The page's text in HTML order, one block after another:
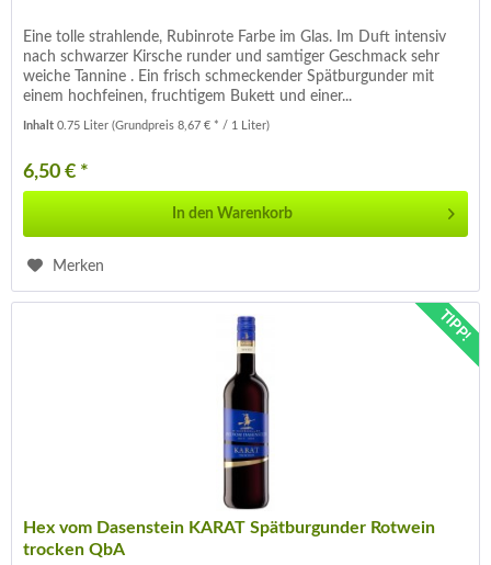
Eine tolle strahlende, Rubinrote Farbe im Glas. Im Duft intensiv
nach schwarzer Kirsche runder und samtiger Geschmack sehr
weiche Tannine . Ein frisch schmeckender Spätburgunder mit
einem hochfeinen, fruchtigem Bukett und einer...
Inhalt0.75 Liter(Grundpreis 8,67 € * / 1 Liter)
6,50 € *
In den Warenkorb
Merken
TIPP!
Hex vom Dasenstein KARAT Spätburgunder Rotwein
trocken QbA